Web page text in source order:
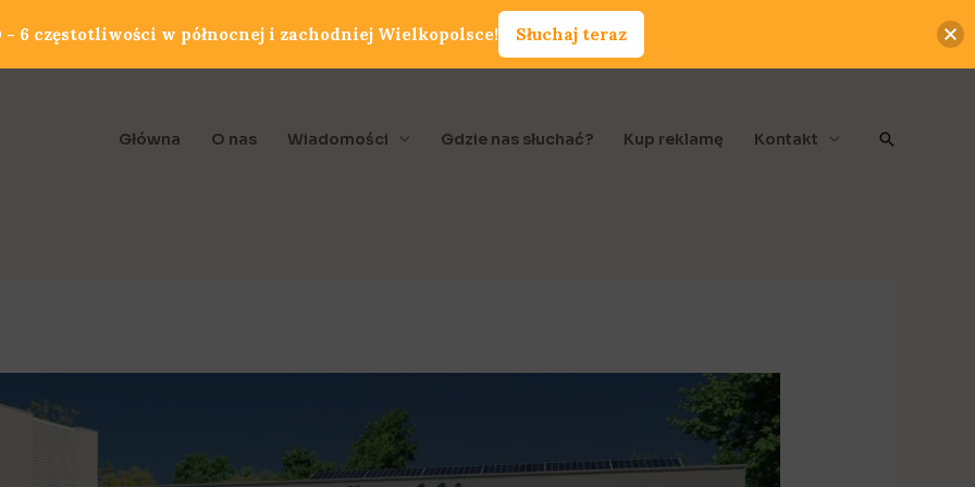
Główna O nas Wiadomości Gdzie nas słuchać? Kup reklamę Kontakt Szukaj
6 częstotliwości w północnej i zachodniej Wielkopolsce! Słuchaj teraz